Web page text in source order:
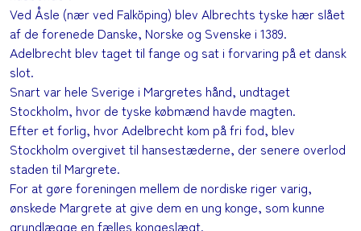
Ved Åsle (nær ved Falköping) blev Albrechts tyske hær slået
af de forenede Danske, Norske og Svenske i 1389.
Adelbrecht blev taget til fange og sat i forvaring på et dansk
slot.
Snart var hele Sverige i Margretes hånd, undtaget
Stockholm, hvor de tyske købmænd havde magten.
Efter et forlig, hvor Adelbrecht kom på fri fod, blev
Stockholm overgivet til hansestæderne, der senere overlod
staden til Margrete.
For at gøre foreningen mellem de nordiske riger varig,
ønskede Margrete at give dem en ung konge, som kunne
grundlægge en fælles kongeslægt.